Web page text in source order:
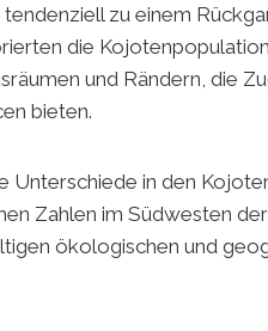
zu einem
die
und Rändern, die
bieten.
Unterschiede in den
Zahlen im Südwesten
ökologischen und